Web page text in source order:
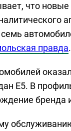
что
правда.
E5. В
бренда